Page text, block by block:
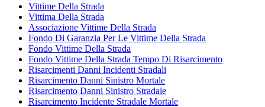
Vittime Della Strada
Vittima Della Strada
Associazione Vittime Della Strada
Fondo Di Garanzia Per Le Vittime Della Strada
Fondo Vittime Della Strada
Fondo Vittime Della Strada Tempo Di Risarcimento
Risarcimenti Danni Incidenti Stradali
Risarcimento Danni Sinistro Mortale
Risarcimento Danni Sinistro Stradale
Risarcimento Incidente Stradale Mortale